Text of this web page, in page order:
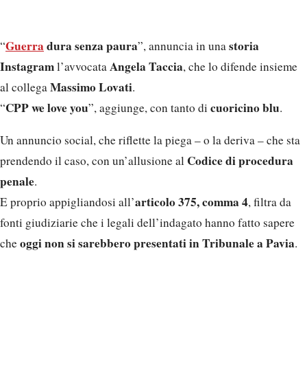
“Guerra dura senza paura”, annuncia in una storia
Instagraml’avvocata Angela Taccia, che lo difende insieme
al collega Massimo Lovati.
“CPP we love you”, aggiunge, con tanto di cuoricino blu.
Un annuncio social, che riflette la piega – o la deriva – che sta
prendendo il caso, con un’allusione al Codice di procedura
penale.
E proprio appigliandosi all’articolo 375, comma 4, filtra da
fonti giudiziarie che i legali dell’indagato hanno fatto sapere
cheoggi non si sarebbero presentati in Tribunale a Pavia.